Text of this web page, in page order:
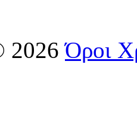
2026 Όροι